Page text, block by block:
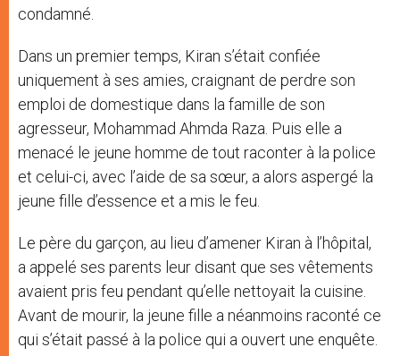
condamné.
Dans un premier temps, Kiran s’était confiée
uniquement à ses amies, craignant de perdre son
emploi de domestique dans la famille de son
agresseur, Mohammad Ahmda Raza. Puis elle a
menacé le jeune homme de tout raconter à la police
et celui-ci, avec l’aide de sa sœur, a alors aspergé la
jeune fille d’essence et a mis le feu.
Le père du garçon, au lieu d’amener Kiran à l’hôpital,
a appelé ses parents leur disant que ses vêtements
avaient pris feu pendant qu’elle nettoyait la cuisine.
Avant de mourir, la jeune fille a néanmoins raconté ce
qui s’était passé à la police qui a ouvert une enquête.